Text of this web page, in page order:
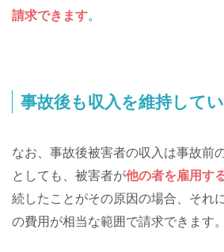
請求できます。
事故後も収入を維持して
なお、事故後被害者の収入は事故前
としても、被害者が他の者を雇用す
続したことがその原因の場合、それ
の費用が相当な範囲で請求できます。